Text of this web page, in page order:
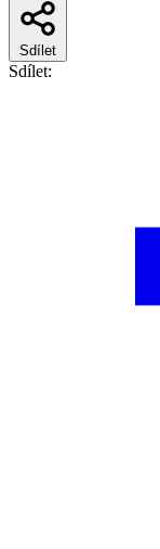
Sdílet
Sdílet: